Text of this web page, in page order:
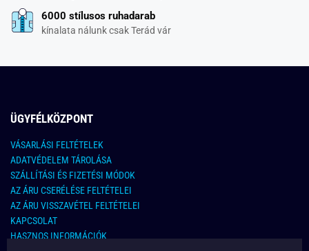
6000 stílusos ruhadarab
kínalata nálunk csak Terád vár
ÜGYFÉLKÖZPONT
VÁSARLÁSI FELTÉTELEK
ADATVÉDELEM TÁROLÁSA
SZÁLLÍTÁSI ÉS FIZETÉSI MÓDOK
AZ ÁRU CSERÉLÉSE FELTÉTELEI
AZ ÁRU VISSZAVÉTEL FELTÉTELEI
KAPCSOLAT
HASZNOS INFORMÁCIÓK